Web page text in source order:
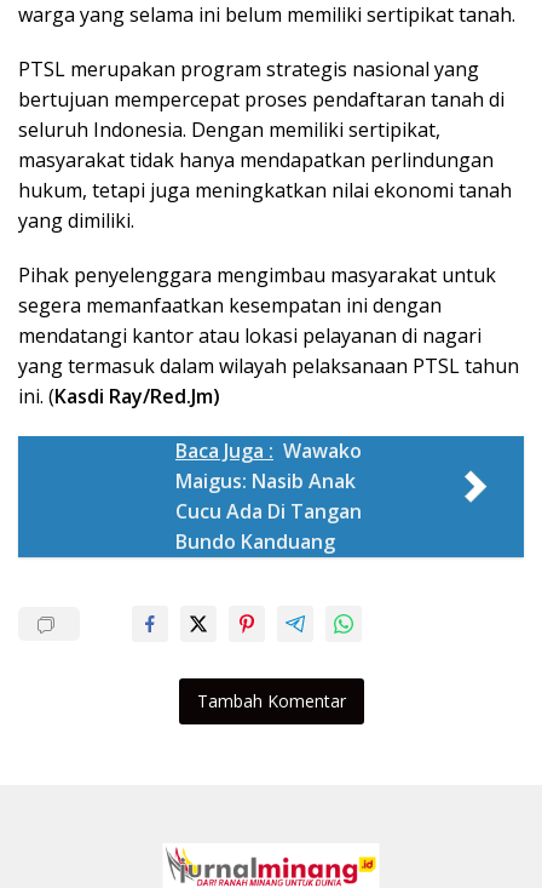
warga yang selama ini belum memiliki sertipikat tanah.
PTSL merupakan program strategis nasional yang
bertujuan mempercepat proses pendaftaran tanah di
seluruh Indonesia. Dengan memiliki sertipikat,
masyarakat tidak hanya mendapatkan perlindungan
hukum, tetapi juga meningkatkan nilai ekonomi tanah
yang dimiliki.
Pihak penyelenggara mengimbau masyarakat untuk
segera memanfaatkan kesempatan ini dengan
mendatangi kantor atau lokasi pelayanan di nagari
yang termasuk dalam wilayah pelaksanaan PTSL tahun
ini. (Kasdi Ray/Red.Jm)
Baca Juga : Wawako
Maigus: Nasib Anak
Cucu Ada Di Tangan
Bundo Kanduang
Tambah Komentar